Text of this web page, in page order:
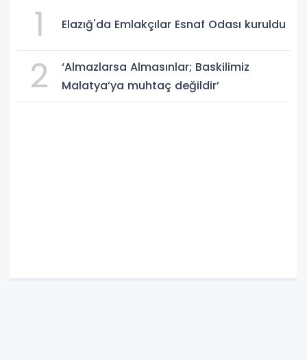
1 Elazığ'da Emlakçılar Esnaf Odası kuruldu
2
‘Almazlarsa Almasınlar; Baskilimiz
Malatya’ya muhtaç değildir’